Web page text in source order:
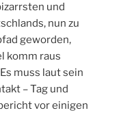
und
nun zu
geworden,
komm raus
muss laut sein
– Tag und
vor einigen